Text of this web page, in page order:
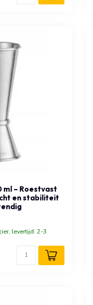
ml – Roestvast
en stabiliteit
levertijd: 2-3